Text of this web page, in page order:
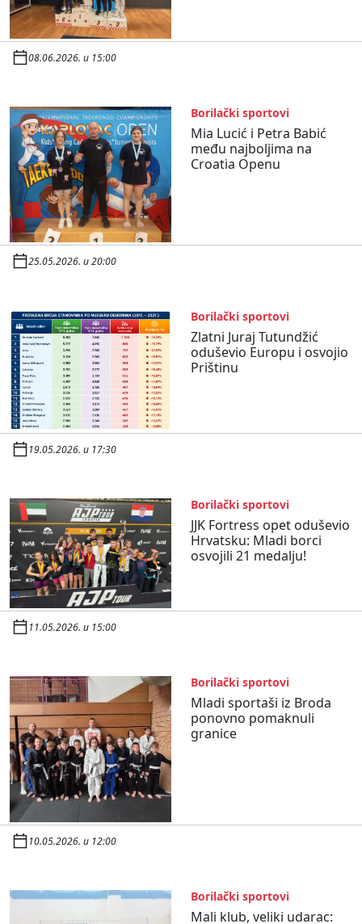
08.06.2026. u 15:00
Borilački sportovi
Mia Lucić i Petra Babić
među najboljima na
Croatia Openu
25.05.2026. u 20:00
Borilački sportovi
Zlatni Juraj Tutundžić
oduševio Europu i osvojio
Prištinu
19.05.2026. u 17:30
Borilački sportovi
JJK Fortress opet oduševio
Hrvatsku: Mladi borci
osvojili 21 medalju!
11.05.2026. u 15:00
Borilački sportovi
Mladi sportaši iz Broda
ponovno pomaknuli
granice
10.05.2026. u 12:00
Borilački sportovi
Mali klub, veliki udarac: